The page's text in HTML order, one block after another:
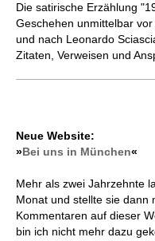
Die satirische Erzählung
Geschehen unmittelbar
und nach Leonardo
Zitaten, Verweisen und
Neue Website:
»Bei uns in München«
Mehr als zwei Jahrzehnte
Monat und stellte sie dann
Kommentaren auf dieser
bin ich nicht mehr dazu